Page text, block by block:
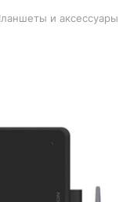
и аксессуары